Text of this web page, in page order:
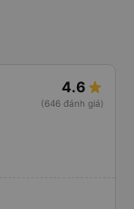
4.6
(646 đánh giá)